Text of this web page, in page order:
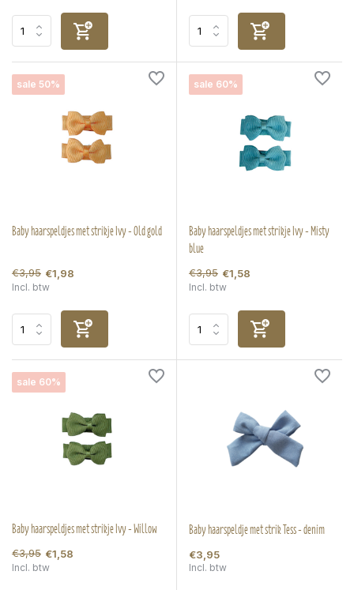
sale 50%
Baby haarspeldjes met strikje Ivy - Old gold
€3,95 €1,98
Incl. btw
sale 60%
Baby haarspeldjes met strikje Ivy - Misty
blue
€3,95 €1,58
Incl. btw
sale 60%
Baby haarspeldjes met strikje Ivy - Willow
€3,95 €1,58
Incl. btw
Baby haarspeldje met strik Tess - denim
€3,95
Incl. btw